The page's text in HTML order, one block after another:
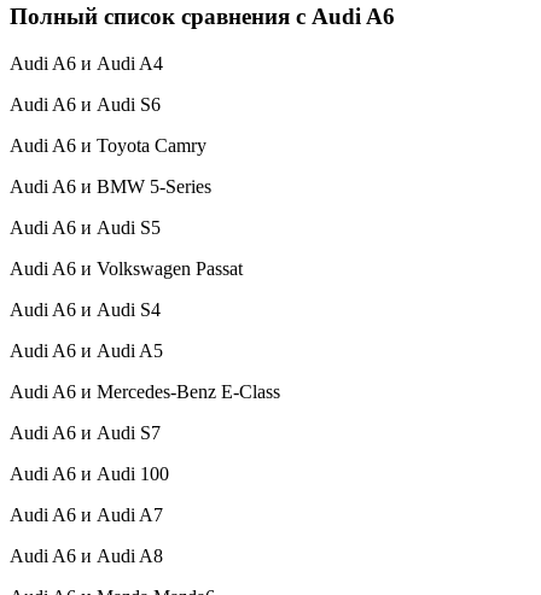
Полный список сравнения с Audi A6
Audi A6 и Audi A4
Audi A6 и Audi S6
Audi A6 и Toyota Camry
Audi A6 и BMW 5-Series
Audi A6 и Audi S5
Audi A6 и Volkswagen Passat
Audi A6 и Audi S4
Audi A6 и Audi A5
Audi A6 и Mercedes-Benz E-Class
Audi A6 и Audi S7
Audi A6 и Audi 100
Audi A6 и Audi A7
Audi A6 и Audi A8